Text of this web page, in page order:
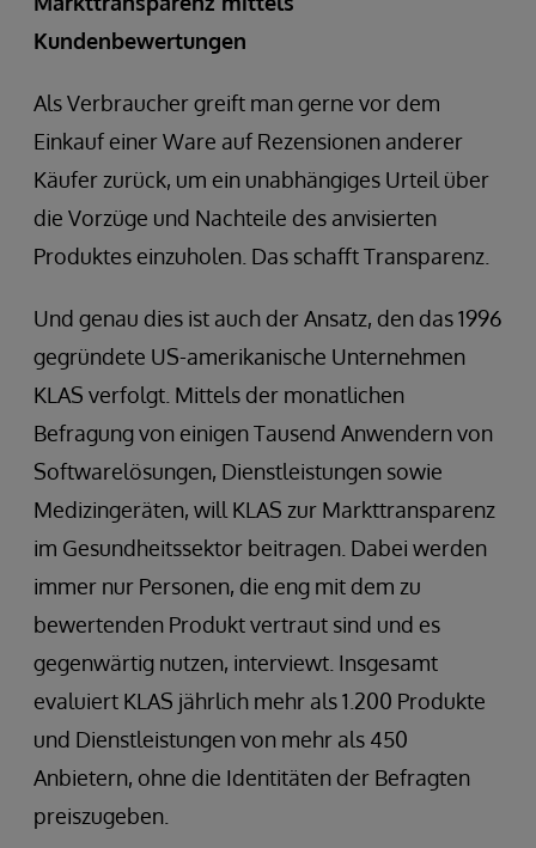
Kundenbewertungen
Als Verbraucher greift man gerne vor dem
Einkauf einer Ware auf Rezensionen anderer
Käufer zurück, um ein unabhängiges Urteil über
die Vorzüge und Nachteile des anvisierten
Produktes einzuholen. Das schafft Transparenz.
Und genau dies ist auch der Ansatz, den das 1996
gegründete US-amerikanische Unternehmen
KLAS verfolgt. Mittels der monatlichen
Befragung von einigen Tausend Anwendern von
Softwarelösungen, Dienstleistungen sowie
Medizingeräten, will KLAS zur Markttransparenz
im Gesundheitssektor beitragen. Dabei werden
immer nur Personen, die eng mit dem zu
bewertenden Produkt vertraut sind und es
gegenwärtig nutzen, interviewt. Insgesamt
evaluiert KLAS jährlich mehr als 1.200 Produkte
und Dienstleistungen von mehr als 450
Anbietern, ohne die Identitäten der Befragten
preiszugeben.